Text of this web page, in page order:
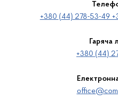
+380 (44) 278-53-49
Гаряча
+380 (44)